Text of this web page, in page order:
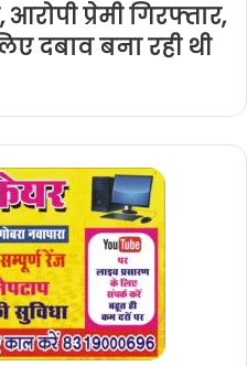
आरोपी प्रेमी गिरफ्तार,
दबाव बना रही थी